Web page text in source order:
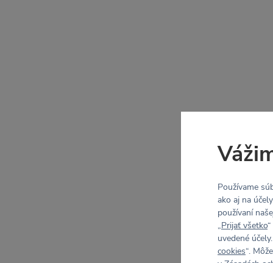
Používame
ako aj na
používaní
„Prijať všetko
uvedené
cookies“.